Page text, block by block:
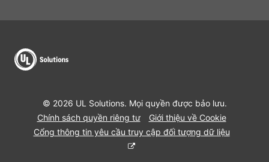
© 2026 UL Solutions. Mọi quyền được bảo lưu.
Chính sách quyền riêng tư
Giới thiệu về Cookie
Cổng thông tin yêu cầu truy cập đối tượng dữ liệu